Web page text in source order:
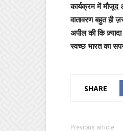
कार्यक्रम में मौजूद
वातावरण बहुत ही
अपील की कि
स्वच्छ भारत का
SHARE
Previous article